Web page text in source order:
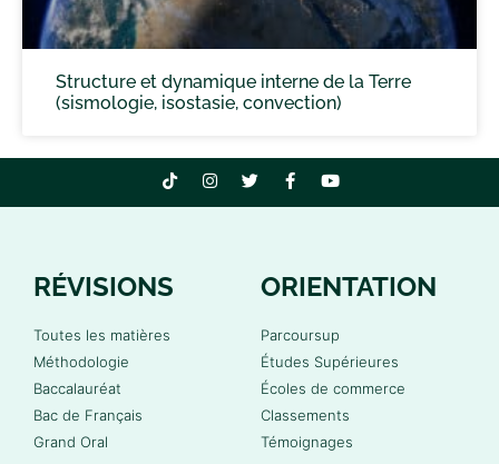
Structure et dynamique interne de la Terre
(sismologie, isostasie, convection)
RÉVISIONS
Toutes les matières
Méthodologie
Baccalauréat
Bac de Français
Grand Oral
ORIENTATION
Parcoursup
Études Supérieures
Écoles de commerce
Classements
Témoignages